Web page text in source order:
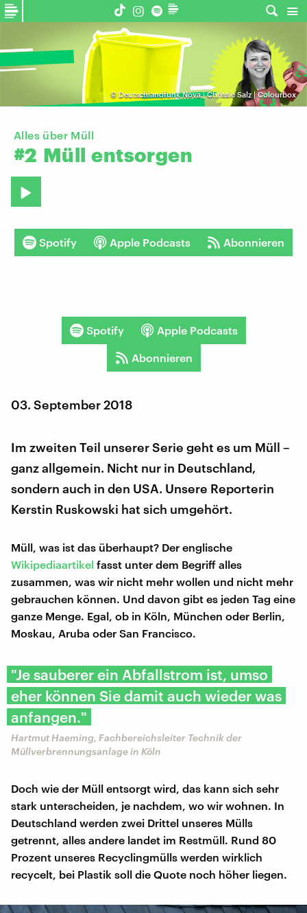
© Deutschlandfunk Nova | Chrissie Salz | Colourbox
Alles über Müll
#2 Müll entsorgen
Spotify Apple Podcasts Abonnieren
Spotify Apple Podcasts
Abonnieren
03. September 2018
Im zweiten Teil unserer Serie geht es um Müll –
ganz allgemein. Nicht nur in Deutschland,
sondern auch in den USA. Unsere Reporterin
Kerstin Ruskowski hat sich umgehört.
Müll, was ist das überhaupt? Der englische
Wikipediaartikel fasst unter dem Begriff alles
zusammen, was wir nicht mehr wollen und nicht mehr
gebrauchen können. Und davon gibt es jeden Tag eine
ganze Menge. Egal, ob in Köln, München oder Berlin,
Moskau, Aruba oder San Francisco.
"Je sauberer ein Abfallstrom ist, umso
eher können Sie damit auch wieder was
anfangen."
Hartmut Haeming, Fachbereichsleiter Technik der
Müllverbrennungsanlage in Köln
Doch wie der Müll entsorgt wird, das kann sich sehr
stark unterscheiden, je nachdem, wo wir wohnen. In
Deutschland werden zwei Drittel unseres Mülls
getrennt, alles andere landet im Restmüll. Rund 80
Prozent unseres Recyclingmülls werden wirklich
recycelt, bei Plastik soll die Quote noch höher liegen.